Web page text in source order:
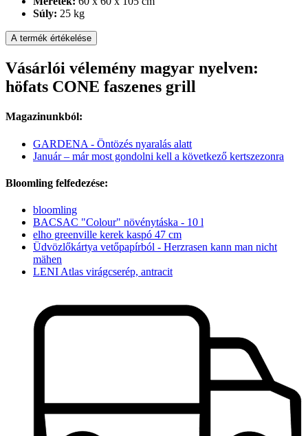
Súly: 25 kg
A termék értékelése
Vásárlói vélemény magyar nyelven:
höfats CONE faszenes grill
Magazinunkból:
GARDENA - Öntözés nyaralás alatt
Január – már most gondolni kell a következő kertszezonra
Bloomling felfedezése:
bloomling
BACSAC "Colour" növénytáska - 10 l
elho greenville kerek kaspó 47 cm
Üdvözlőkártya vetőpapírból - Herzrasen kann man nicht
mähen
LENI Atlas virágcserép, antracit